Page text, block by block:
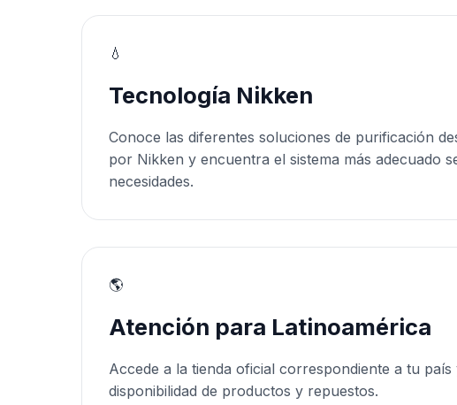
💧
Tecnología Nikken
Conoce las diferentes soluciones de purificación
por Nikken y encuentra el sistema más adecuado
necesidades.
🌎
Atención para Latinoamérica
Accede a la tienda oficial correspondiente a tu país
disponibilidad de productos y repuestos.